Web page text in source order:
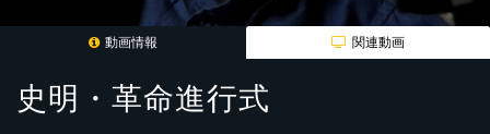
動画情報 関連動画
史明・革命進行式